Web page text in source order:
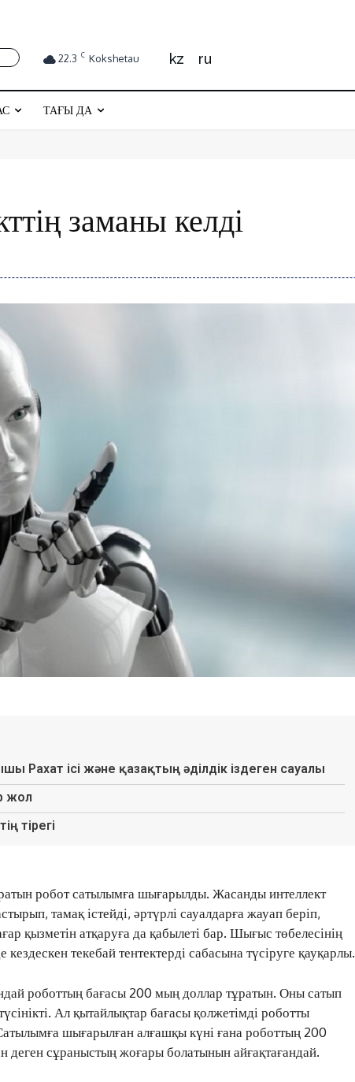
22.3 C Kokshetau kz ru
ТАҒЫ ДА
заманы келді
Рахат ісі және қазақтың әділдік іздеген сауалы
жол
тірегі
робот сатылымға шығарылды. Жасанды интеллект
тамақ істейді, әртүрлі сауалдарға жауап беріп,
қызметін атқаруға да қабылеті бар. Шығыс төбелесінің
текебай тентектерді сабасына түсіруге қауқарлы.
роботтың бағасы 200 мың доллар тұратын. Оны сатып
Ал қытайлықтар бағасы қолжетімді роботты
шығарылған алғашқы күні ғана роботтың 200
деген сұраныстың жоғары болатынын айғақтағандай.